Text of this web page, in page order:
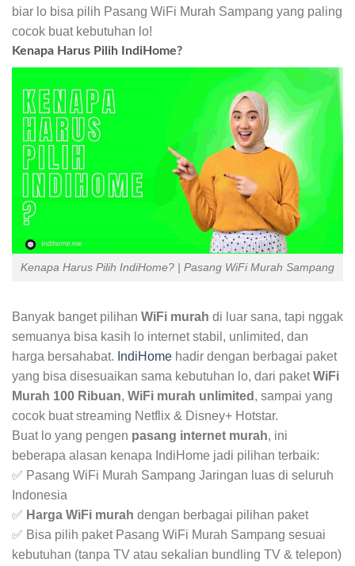
biar lo bisa pilih Pasang WiFi Murah Sampang yang paling
cocok buat kebutuhan lo!
Kenapa Harus Pilih IndiHome?
Kenapa Harus Pilih IndiHome? | Pasang WiFi Murah Sampang
Banyak banget pilihan WiFi murah di luar sana, tapi nggak
semuanya bisa kasih lo internet stabil, unlimited, dan
harga bersahabat. IndiHome hadir dengan berbagai paket
yang bisa disesuaikan sama kebutuhan lo, dari paketWiFi
Murah 100 Ribuan, WiFi murah unlimited , sampai yang
cocok buat streaming Netflix & Disney+ Hotstar.
Buat lo yang pengen pasang internet murah, ini
beberapa alasan kenapa IndiHome jadi pilihan terbaik:
✅ Pasang WiFi Murah Sampang Jaringan luas di seluruh
Indonesia
✅ Harga WiFi murah dengan berbagai pilihan paket
✅ Bisa pilih paket Pasang WiFi Murah Sampang sesuai
kebutuhan (tanpa TV atau sekalian bundling TV & telepon)